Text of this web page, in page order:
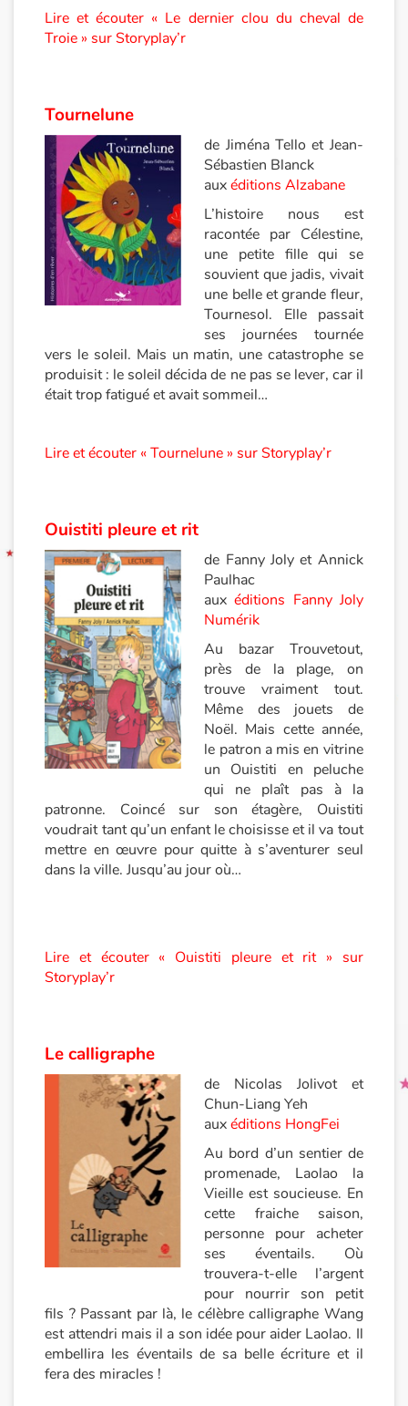
Famille
Médiathèques
Vidéos & Tutoriaux
Actualités
Par thématique
Rencontres et témoignages
Contes d'ici et d'ailleurs
Autour de la lecture
Livre audio
Activités et ateliers
Apprendre les langues
Dyslexie, troubles de la lecture
Nos listes de lecture
Les plus lus
Coups de coeur
Lire et écouter « Le dernier clou du cheval de
Troie » sur Storyplay’r
Tournelune
de Jiména Tello et Jean-
Sébastien Blanck
auxéditions Alzabane
L’histoire nous est
racontée par Célestine,
une petite fille qui se
souvient que jadis, vivait
une belle et grande fleur,
Tournesol. Elle passait
ses journées tournée
vers le soleil. Mais un matin, une catastrophe se
produisit : le soleil décida de ne pas se lever, car il
était trop fatigué et avait sommeil…
Lire et écouter « Tournelune » sur Storyplay’r
Ouistiti pleure et rit
de Fanny Joly et Annick
Paulhac
auxéditions Fanny Joly
Numérik
Au bazar Trouvetout,
près de la plage, on
trouve vraiment tout.
Même des jouets de
Noël. Mais cette année,
le patron a mis en vitrine
un Ouistiti en peluche
qui ne plaît pas à la
patronne. Coincé sur son étagère, Ouistiti
voudrait tant qu’un enfant le choisisse et il va tout
mettre en œuvre pour quitte à s’aventurer seul
dans la ville. Jusqu’au jour où…
Lire et écouter « Ouistiti pleure et rit » sur
Storyplay’r
Le calligraphe
de Nicolas Jolivot et
Chun-Liang Yeh
auxéditions HongFei
Au bord d’un sentier de
promenade, Laolao la
Vieille est soucieuse. En
cette fraiche saison,
personne pour acheter
ses éventails. Où
trouvera-t-elle l’argent
pour nourrir son petit
fils ? Passant par là, le célèbre calligraphe Wang
est attendri mais il a son idée pour aider Laolao. Il
embellira les éventails de sa belle écriture et il
fera des miracles !